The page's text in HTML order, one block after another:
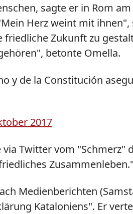
sagte er in Rom
Herz weint mit
Zukunft zu
betonte Omella.
y de la Constitución
2017
Twitter vom "Schmerz"
Zusammenleben."
Medienberichten
Kataloniens". Er